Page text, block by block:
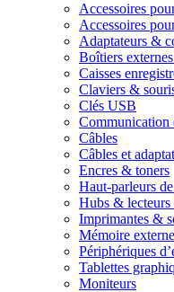
Accessoires
Accessoires
Adaptateurs &
Boîtiers
Caisses
Claviers &
Clés USB
Communication
Câbles
Câbles et
Encres & toners
Haut-parleurs
Hubs & lecteurs
Imprimantes &
Mémoire externe
Périphériques
Tablettes
Moniteurs